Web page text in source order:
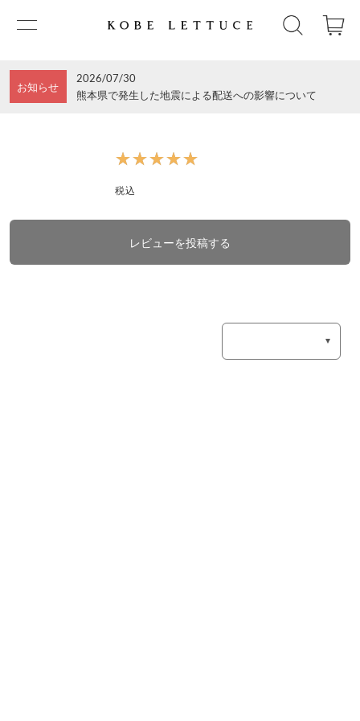
お知らせ
2026/07/30
熊本県で発生した地震による配送への影響について
★★★★★
★★★★★
税込
レビューを投稿する